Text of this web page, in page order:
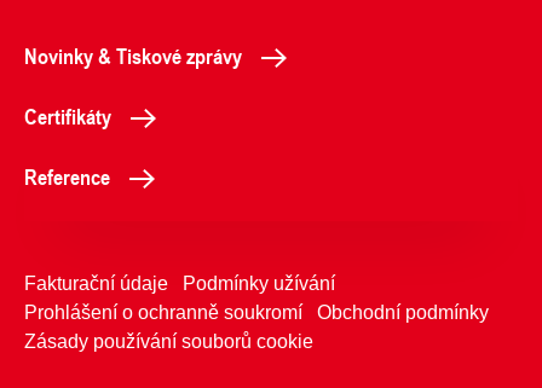
Novinky & Tiskové zprávy
Certifikáty
Reference
Fakturační údaje
Podmínky užívání
Prohlášení o ochranně soukromí
Obchodní podmínky
Zásady používání souborů cookie